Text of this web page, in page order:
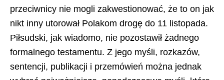
przeciwnicy nie mogli zakwestionować, że to on jak
nikt inny utorował Polakom drogę do 11 listopada.
Piłsudski, jak wiadomo, nie pozostawił żadnego
formalnego testamentu. Z jego myśli, rozkazów,
sentencji, publikacji i przemówień można jednak